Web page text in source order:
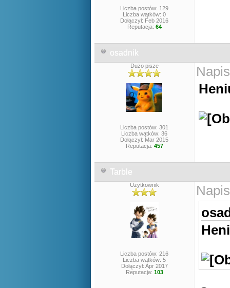
Liczba postów: 129
Liczba wątków: 0
Dołączył: Feb 2016
Reputacja: 64
osadnik
Dużo pisze
Liczba postów: 301
Liczba wątków: 36
Dołączył: Mar 2015
Reputacja: 457
Tarble
Użytkownik
Liczba postów: 216
Liczba wątków: 5
Dołączył: Apr 2017
Reputacja: 103